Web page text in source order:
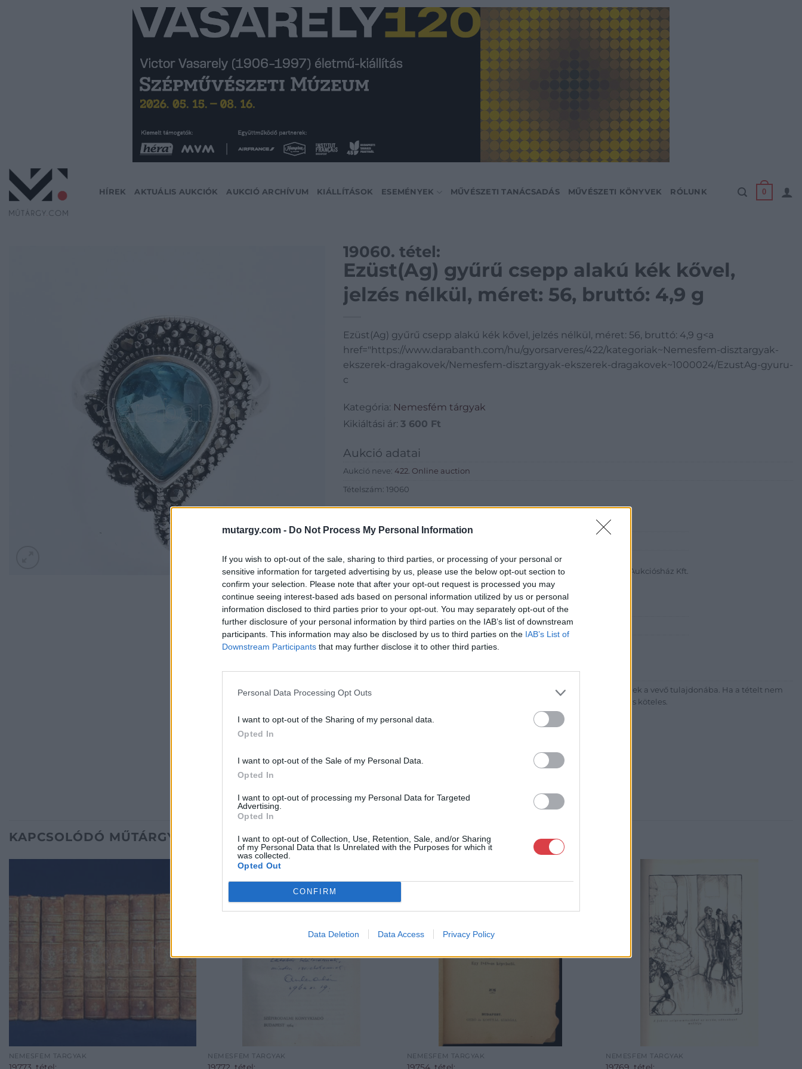
mutargy.com - Do Not Process My Personal Information
If you wish to opt-out of the sale, sharing to third parties, or processing of your personal or
sensitive information for targeted advertising by us, please use the below opt-out section to
confirm your selection. Please note that after your opt-out request is processed you may
continue seeing interest-based ads based on personal information utilized by us or personal
information disclosed to third parties prior to your opt-out. You may separately opt-out of the
further disclosure of your personal information by third parties on the IAB’s list of downstream
participants. This information may also be disclosed by us to third parties on the IAB’s List of
Downstream Participants that may further disclose it to other third parties.
Personal Data Processing Opt Outs
I want to opt-out of the Sharing of my personal data.
Opted In
I want to opt-out of the Sale of my Personal Data.
Opted In
I want to opt-out of processing my Personal Data for Targeted
Advertising.
Opted In
I want to opt-out of Collection, Use, Retention, Sale, and/or Sharing
of my Personal Data that Is Unrelated with the Purposes for which it
was collected.
Opted Out
CONFIRM
Data Deletion Data Access Privacy Policy
HÍREK AKTUÁLIS AUKCIÓK AUKCIÓ ARCHÍVUM KIÁLLÍTÁSOK ESEMÉNYEK MŰVÉSZETI TANÁCSADÁS MŰVÉSZETI KÖNYVEK RÓLUNK 0
19060. tétel:
Ezüst(Ag) gyűrű csepp alakú kék kővel,
jelzés nélkül, méret: 56, bruttó: 4,9 g
Ezüst(Ag) gyűrű csepp alakú kék kővel, jelzés nélkül, méret: 56, bruttó: 4,9 g<a
href="https://www.darabanth.com/hu/gyorsarveres/422/kategoriak~Nemesfem-disztargyak-
ekszerek-dragakovek/Nemesfem-disztargyak-ekszerek-dragakovek~1000024/EzustAg-gyuru-
c
Kategória: Nemesfém tárgyak
Kikiáltási ár: 3 600 Ft
Aukció adatai
Aukció neve: 422. Online auction
Tételszám: 19060
Cím: Csonka Krisztián
Darabanth Bélyegkereskedelmi és Aukciósház Kft.
Budapest
Andrássy út 16.
1061
Telefon: 317-4757, 266-4154, 318-4035
Weboldal:
Bemutatkozás: A tételek a leütési ár + 25% jutalék megfizetése után kerülnek a vevő tulajdonába. Ha a tételt nem
személyesen veszik át, a vevő a postaköltség, biztosítási díj megfizetésére is köteles.
KAPCSOLÓDÓ MŰTÁRGYAK
NEMESFÉM TÁRGYAK NEMESFÉM TÁRGYAK NEMESFÉM TÁRGYAK NEMESFÉM TÁRGYAK